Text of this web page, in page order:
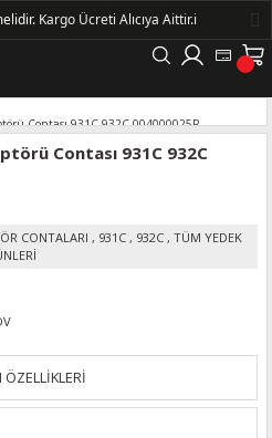
Contası 931C 932C
CONTALARI , 931C , 932C , TÜM YEDEK
ÖZELLİKLERİ
Kargo Ücreti Alıcıya Aittir.ℹ️